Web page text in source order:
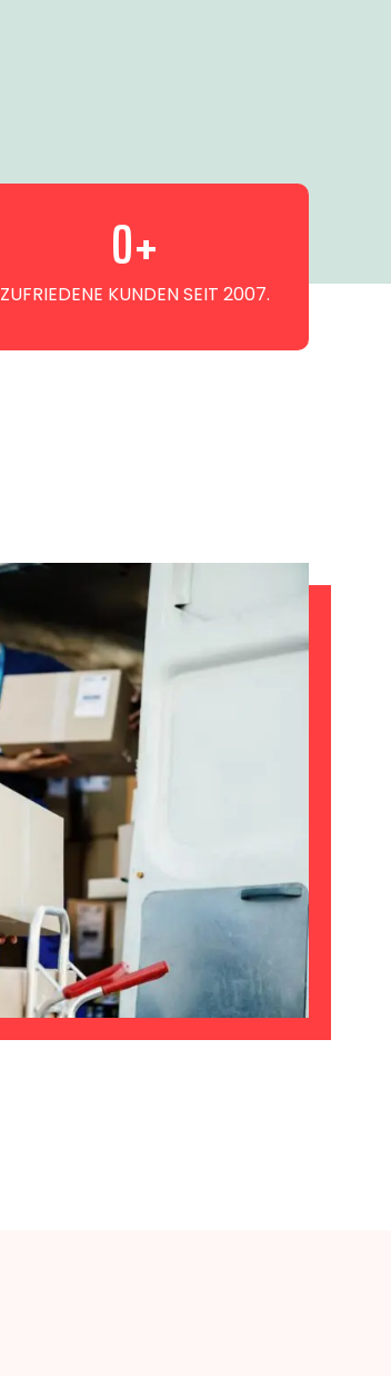
ZUFRIEDENE KUNDEN SEIT 2007.
0+